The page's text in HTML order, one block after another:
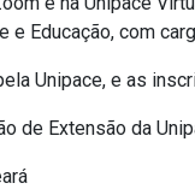
e Educação, com
Unipace, e as
de Extensão da